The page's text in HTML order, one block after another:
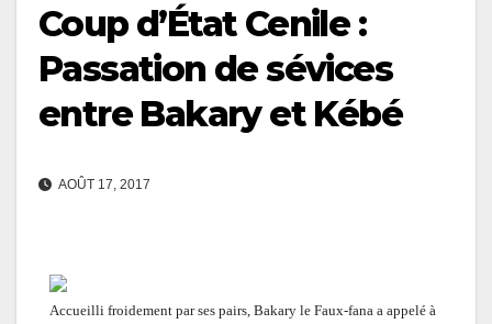
Coup d’État Cenile :
Passation de sévices
entre Bakary et Kébé
AOÛT 17, 2017
Accueilli froidement par ses pairs, Bakary le Faux-fana a appelé à